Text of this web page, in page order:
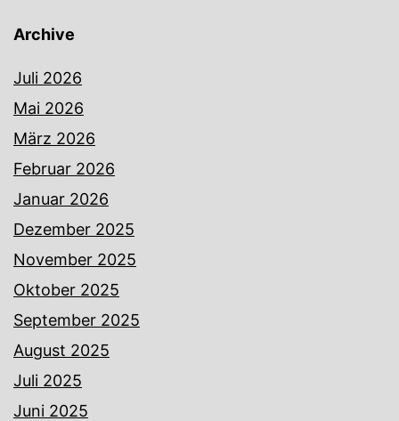
Archive
Juli 2026
Mai 2026
März 2026
Februar 2026
Januar 2026
Dezember 2025
November 2025
Oktober 2025
September 2025
August 2025
Juli 2025
Juni 2025